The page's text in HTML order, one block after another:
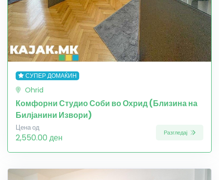
СУПЕР ДОМАЌИН
Ohrid
Комфорни Студио Соби во Охрид (Близина на
Билјанини Извори)
Цена од
2,550.00 ден Разгледај